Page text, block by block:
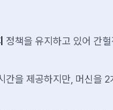
정책을 유지하고 있어 간
을 제공하지만, 머신을 2